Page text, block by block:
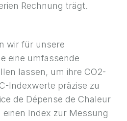
Rechnung trägt.
wir für unsere
eine umfassende
lassen, um ihre CO2-
Indexwerte präzise zu
de Dépense de Chaleur
Index zur Messung